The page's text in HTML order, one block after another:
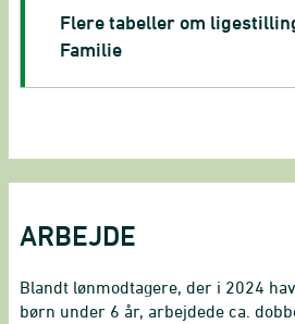
Flere tabeller om
Familie
ARBEJDE
Blandt lønmodtagere, der i 2024
børn under 6 år, arbejdede ca.